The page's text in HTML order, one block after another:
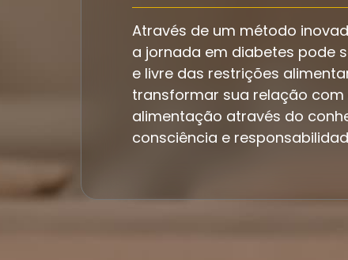
Através de um método
a jornada em diabetes pode
e livre das restrições
transformar sua relação com
alimentação através do
consciência e